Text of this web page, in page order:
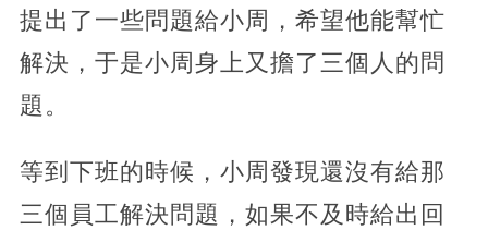
提出了一些問題給小周，希望他能幫忙
解決，于是小周身上又擔了三個人的問
題。
等到下班的時候，小周發現還沒有給那
三個員工解決問題，如果不及時給出回